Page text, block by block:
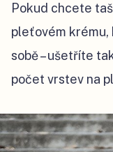
Pokud chcete
pleťovém
sobě – ušetříte
počet vrstev na